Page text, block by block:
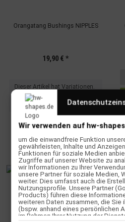
Orangatang Bushings NIPPLES
19,90 € *
xDieser Artikel hat Variationen.
Wählen Sie bitte die
gewünschte Variation aus.
Wir verwenden auf hw-
um die einwandfreie Funktion
gewährleisten, Inhalte und
Funktionen für soziale Medien
Zugriffe auf unserer Website zu
wir Informationen zu Ihrer
unsere Partner für soziale Medien,
weiter. Dies umfasst auch die
Nutzungsprofile. Unsere Partner
Products) führen diese
weiteren Daten zusammen, die
(bspw. anhand eines persönlichen
im Rahmen Ihrer Nutzung der